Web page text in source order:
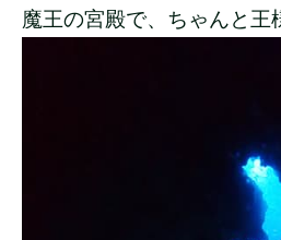
魔王の宮殿で、ちゃんと王